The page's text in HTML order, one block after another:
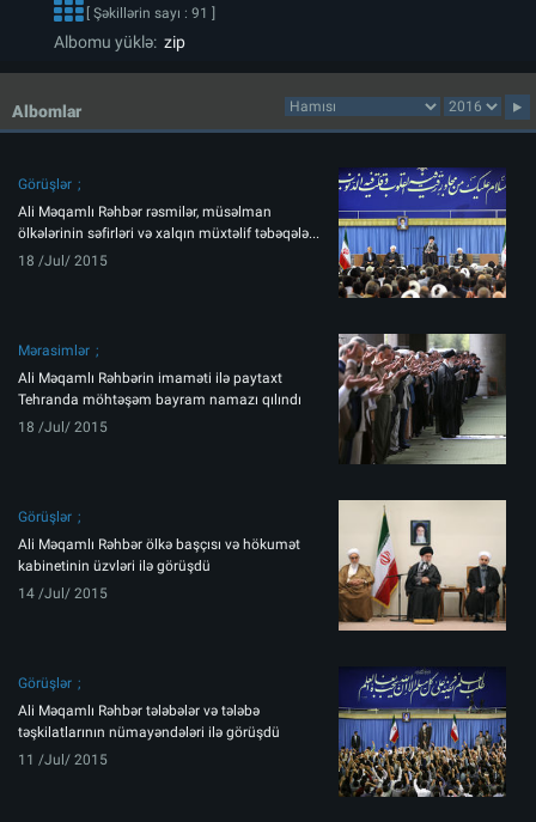
[ Şəkillərin sayı : 91 ]
Albomu yüklə: zip
Albomlar
Görüşlər
Ali Məqamlı Rəhbər rəsmilər, müsəlman
ölkələrinin səfirləri və xalqın müxtəlif təbəqələ...
18 /Jul/ 2015
Mərasimlər
Ali Məqamlı Rəhbərin imaməti ilə paytaxt
Tehranda möhtəşəm bayram namazı qılındı
18 /Jul/ 2015
Görüşlər
Ali Məqamlı Rəhbər ölkə başçısı və hökumət
kabinetinin üzvləri ilə görüşdü
14 /Jul/ 2015
Görüşlər
Ali Məqamlı Rəhbər tələbələr və tələbə
təşkilatlarının nümayəndələri ilə görüşdü
11 /Jul/ 2015